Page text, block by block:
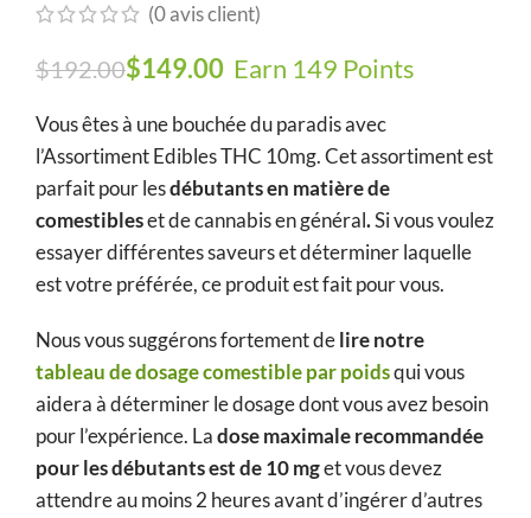
(0avis client)
$192.00Le prix initial était : $192.00.
$149.00 Le prix actuel est :
Earn 149 Points
Vous êtes à une bouchée du paradis avec
l’Assortiment Edibles THC 10mg. Cet assortiment est
parfait pour lesdébutants en matière de
comestibleset de cannabis en général.Si vous voulez
essayer différentes saveurs et déterminer laquelle
est votre préférée, ce produit est fait pour vous.
Nous vous suggérons fortement delire notre
tableau de dosage comestible par poidsqui vous
aidera à déterminer le dosage dont vous avez besoin
pour l’expérience. Ladose maximale recommandée
pour les débutants est de 10 mget vous devez
attendre au moins 2 heures avant d’ingérer d’autres